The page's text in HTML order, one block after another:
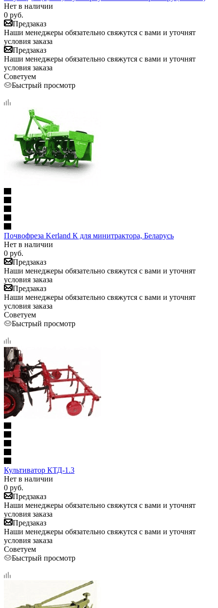
Нет в наличии
0 руб.
Предзаказ
Наши менеджеры обязательно свяжутся с вами и уточнят
условия заказа
Предзаказ
Наши менеджеры обязательно свяжутся с вами и уточнят
условия заказа
Советуем
Быстрый просмотр
Почвофреза Kerland К для минитрактора, Беларусь
Нет в наличии
0 руб.
Предзаказ
Наши менеджеры обязательно свяжутся с вами и уточнят
условия заказа
Предзаказ
Наши менеджеры обязательно свяжутся с вами и уточнят
условия заказа
Советуем
Быстрый просмотр
Культиватор КТД-1.3
Нет в наличии
0 руб.
Предзаказ
Наши менеджеры обязательно свяжутся с вами и уточнят
условия заказа
Предзаказ
Наши менеджеры обязательно свяжутся с вами и уточнят
условия заказа
Советуем
Быстрый просмотр